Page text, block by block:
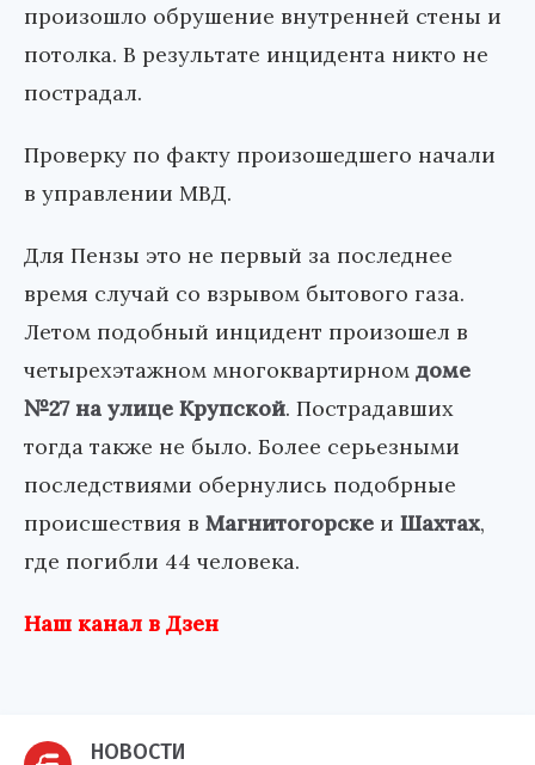
произошло обрушение внутренней стены и
потолка. В результате инцидента никто не
пострадал.
Проверку по факту произошедшего начали
в управлении МВД.
Для Пензы это не первый за последнее
время случай со взрывом бытового газа.
Летом подобный инцидент произошел в
четырехэтажном многоквартирном доме
№27 на улице Крупской. Пострадавших
тогда также не было. Более серьезными
последствиями обернулись подобрные
происшествия в Магнитогорске и Шахтах,
где погибли 44 человека.
Наш канал в Дзен
НОВОСТИ